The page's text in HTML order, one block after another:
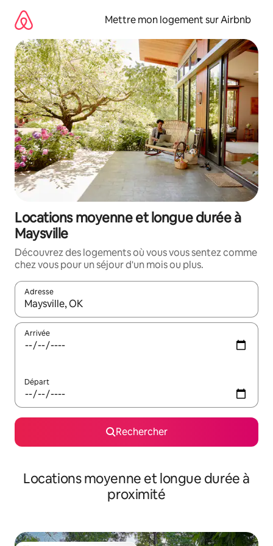
directement
contenu
Mettre mon logement sur Airbnb
Locations moyenne et longue durée à
Maysville
Découvrez des logements où vous vous sentez comme
chez vous pour un séjour d'un mois ou plus.
Adresse
Lorsque les résultats s'affichent, utilisez les flèches vers le
Arrivée
Départ
Rechercher
Locations moyenne et longue durée à
proximité